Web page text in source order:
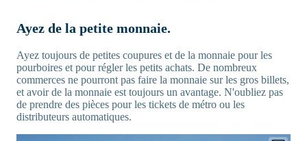
Ayez de la petite monnaie.
Ayez toujours de petites coupures et de la monnaie pour les
pourboires et pour régler les petits achats. De nombreux
commerces ne pourront pas faire la monnaie sur les gros billets,
et avoir de la monnaie est toujours un avantage. N'oubliez pas
de prendre des pièces pour les tickets de métro ou les
distributeurs automatiques.